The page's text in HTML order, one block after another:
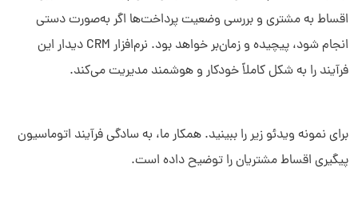
اقساط به مشتری و بررسی وضعیت پرداخت‌ها اگر به‌صورت دستی
انجام شود، پیچیده و زمان‌بر خواهد بود. نرم‌افزار CRM دیدار این
فرآیند را به شکل کاملاً خودکار و هوشمند مدیریت می‌کند.
برای نمونه ویدئو زیر را ببینید. همکار ما، به سادگی فرآیند اتوماسیون
پیگیری اقساط مشتریان را توضیح داده است.
سلام به شما :)
دیدار چیست؟